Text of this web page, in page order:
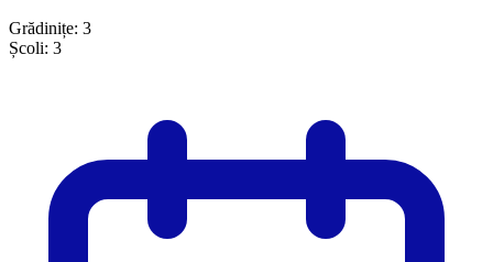
Grădinițe: 3
Școli: 3